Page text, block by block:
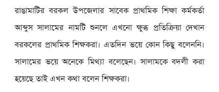
রাঙামাটির বরকল উপজেলার সাবেক প্রাথমিক শিক্ষা কর্মকর্তা
আব্দুস সালামের নামটি শুনলে এখনো ক্ষুব্ধ প্রতিক্রিয়া দেখান
বরকলের প্রাথমিক শিক্ষকরা। এতদিন ভয়ে কোন কিছু বলেননি।
সালামের ভয়ে অনেকে মিথ্যা বলেছেন। সালামকে বদলী করা
হয়েছে তাই এখন কথা বলেন শিক্ষকরা।